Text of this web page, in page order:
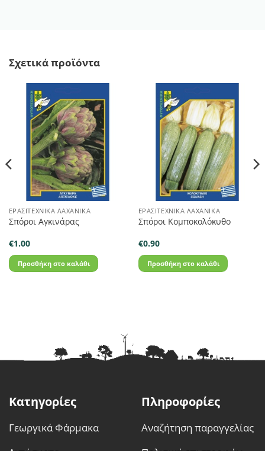
Σχετικά προϊόντα
ΕΡΑΣΙΤΕΧΝΙΚΆ ΛΑΧΑΝΙΚΆ
Σπόροι Αγκινάρας
€1.00
Προσθήκη στο καλάθι
ΕΡΑΣΙΤΕΧΝΙΚΆ ΛΑΧΑΝΙΚΆ
Σπόροι Κομποκολόκυθο
€0.90
Προσθήκη στο καλάθι
Κατηγορίες
Γεωργικά Φάρμακα
Πληροφορίες
Αναζήτηση παραγγελίας